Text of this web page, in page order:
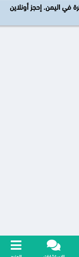
في اليمن. إحجز أونلاين